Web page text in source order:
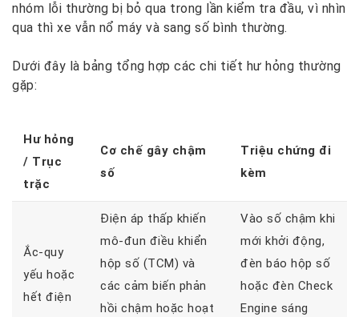
nhóm lỗi thường bị bỏ qua trong lần kiểm tra đầu, vì nhìn
qua thì xe vẫn nổ máy và sang số bình thường.
Dưới đây là bảng tổng hợp các chi tiết hư hỏng thường
gặp:
Hư hỏng
/ Trục
trặc
Cơ chế gây chậm
số
Triệu chứng đi
kèm
Ắc-quy
yếu hoặc
hết điện
Điện áp thấp khiến
mô-đun điều khiển
hộp số (TCM) và
các cảm biến phản
hồi chậm hoặc hoạt
Vào số chậm khi
mới khởi động,
đèn báo hộp số
hoặc đèn Check
Engine sáng